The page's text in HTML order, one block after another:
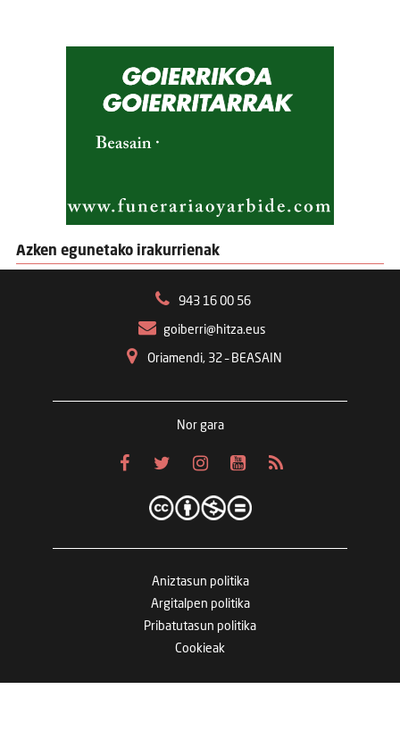
Azken egunetako irakurrienak
943 16 00 56
goiberri@hitza.eus
Oriamendi, 32 – BEASAIN
Nor gara
Aniztasun politika
Argitalpen politika
Pribatutasun politika
Cookieak